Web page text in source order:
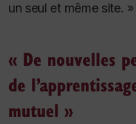
un seul et même site. »
« De nouvelles
de
mutuel »